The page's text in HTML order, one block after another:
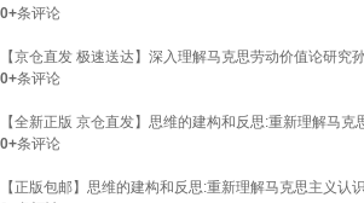
0+条评论
【京仓直发 极速送达】深入理解马克思劳动价值论研
0+条评论
【全新正版 京仓直发】思维的建构和反思:重新理解马克
0+条评论
【正版包邮】思维的建构和反思:重新理解马克思主义认